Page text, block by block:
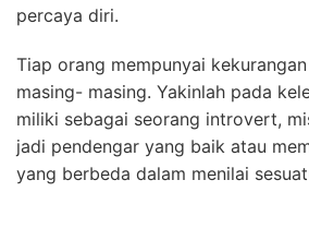
percaya diri.
Tiap orang mempunyai
masing- masing. Yakinlah pada
miliki sebagai seorang introvert,
jadi pendengar yang baik atau
yang berbeda dalam menilai